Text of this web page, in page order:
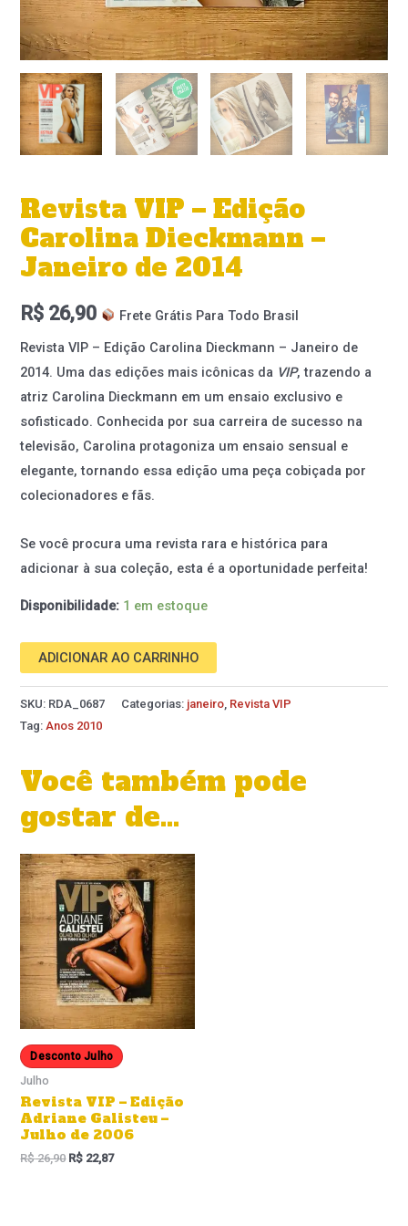
Revista VIP – Edição
Carolina Dieckmann –
Janeiro de 2014
R$ 26,90
Frete Grátis Para Todo Brasil
Revista VIP – Edição Carolina Dieckmann – Janeiro de
2014. Uma das edições mais icônicas da VIP, trazendo a
atriz Carolina Dieckmann em um ensaio exclusivo e
sofisticado. Conhecida por sua carreira de sucesso na
televisão, Carolina protagoniza um ensaio sensual e
elegante, tornando essa edição uma peça cobiçada por
colecionadores e fãs.
Se você procura uma revista rara e histórica para
adicionar à sua coleção, esta é a oportunidade perfeita!
Disponibilidade: 1 em estoque
ADICIONAR AO CARRINHO
SKU: RDA_0687 Categorias: janeiro Revista VIP
Tag: Anos 2010
Você também pode
gostar de…
Desconto Julho
Julho
Revista VIP – Edição
Adriane Galisteu –
Julho de 2006
R$26,90 R$ 22,87